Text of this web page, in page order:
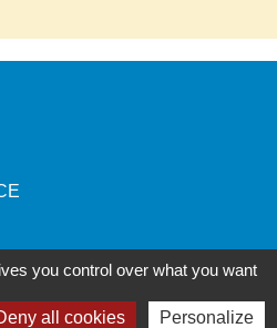
you control over what you want
all cookies Personalize